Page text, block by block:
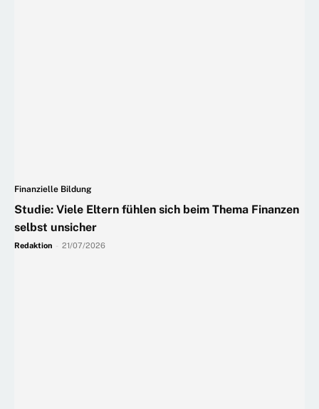
Finanzielle Bildung
Studie: Viele Eltern fühlen sich beim Thema Finanzen
selbst unsicher
Redaktion 21/07/2026